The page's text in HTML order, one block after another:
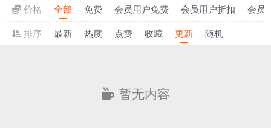
价格
全部 免费 会员用户免费 会员用户折扣
会员
排序
最新 热度 点赞 收藏 更新 随机
暂无内容